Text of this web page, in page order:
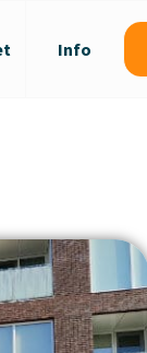
Info